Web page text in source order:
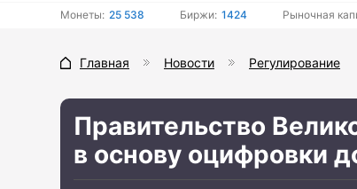
Монеты: 25 538 Биржи: 1424 Рыночная
Главная Новости Регулирование
Правительство
в основу оцифровки